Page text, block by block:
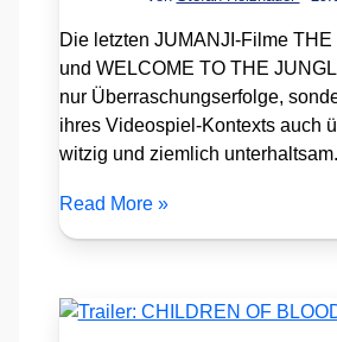
Die letzten JUMANJI-Filme
und WELCOME TO THE
nur Überraschungserfolge,
ihres Videospiel-Kontexts auch
witzig und ziemlich unterhaltsam.
Read More »